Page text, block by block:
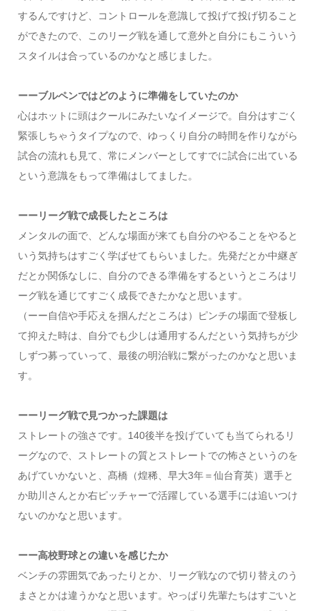
するんですけど、コントロールを意識して投げて投げ切ること
ができたので、このリーグ戦を通して意外と自分にもこういう
スタイルは合っているのかなと感じました。
ーーブルペンではどのように準備をしていたのか
心はホットに頭はクールにみたいなイメージで。自分はすごく
緊張しちゃうタイプなので、ゆっくり自分の時間を作りながら
試合の流れも見て、常にメンバーとしてすでに試合に出ている
という意識をもって準備はしてました。
ーーリーグ戦で成長したところは
メンタルの面で、どんな場面が来ても自分のやることをやると
いう気持ちはすごく学ばせてもらいました。先発だとか中継ぎ
だとか関係なしに、自分のできる準備をするというところはリ
ーグ戦を通じてすごく成長できたかなと思います。
（ーー自信や手応えを掴んだところは）ピンチの場面で登板し
て抑えた時は、自分でも少しは通用するんだという気持ちが少
しずつ募っていって、最後の明治戦に繋がったのかなと思いま
す。
ーーリーグ戦で見つかった課題は
ストレートの強さです。140後半を投げていても当てられるリ
ーグなので、ストレートの質とストレートでの怖さというのを
あげていかないと、髙橋（煌稀、早大3年＝仙台育英）選手と
か助川さんとか右ピッチャーで活躍している選手には追いつけ
ないのかなと思います。
ーー高校野球との違いを感じたか
ベンチの雰囲気であったりとか、リーグ戦なので切り替えのう
まさとかは違うかなと思います。やっぱり先輩たちはすごいと